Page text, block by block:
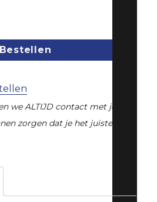
Bestellen
we ALTIJD contact met je op,
zorgen dat je het juiste